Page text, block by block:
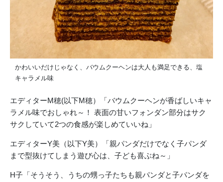
かわいいだけじゃなく、バウムクーヘンは大人も満足できる、塩
キャラメル味
エディターM穂(以下M穂）「バウムクーヘンが香ばしいキャ
ラメル味でおしゃれ～！ 表面の甘いフォンダン部分はサク
サクしていて2つの食感が楽しめていいね」
エディターY美（以下Y美）「親パンダだけでなく子パンダ
まで型抜けてしまう遊び心は、子ども喜ぶね～」
H子「そうそう、うちの甥っ子たちも親パンダと子パンダを